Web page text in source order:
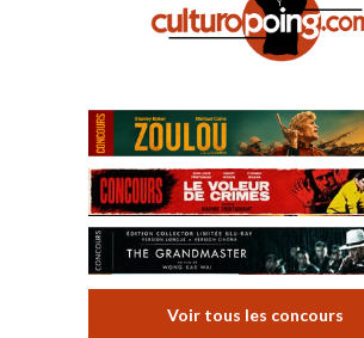
Voir tous les concours